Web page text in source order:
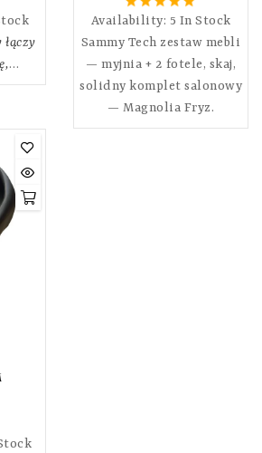
w
FRYZJERSKA+DWA FOTELE
FRYZJERSKIE
Availability: 5 In Stock
Sammy Tech zestaw mebli
— myjnia + 2 fotele, skaj,
solidny komplet salonowy
— Magnolia Fryz.